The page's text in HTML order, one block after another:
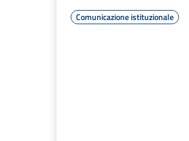
Comunicazione istituzionale